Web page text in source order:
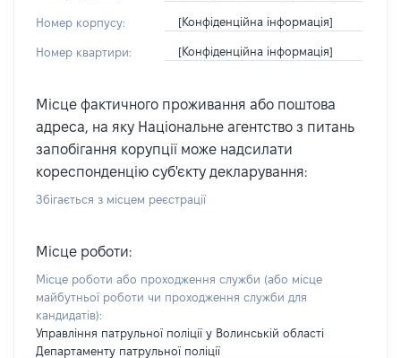
Номер корпусу: [Конфіденційна інформація]
Номер квартири: [Конфіденційна інформація]
Місце фактичного проживання або поштова
адреса, на яку Національне агентство з питань
запобігання корупції може надсилати
кореспонденцію суб'єкту декларування:
Збігається з місцем реєстрації
Місце роботи:
Місце роботи або проходження служби (або місце
майбутньої роботи чи проходження служби для
кандидатів):
Управління патрульної поліції у Волинській області
Департаменту патрульної поліції